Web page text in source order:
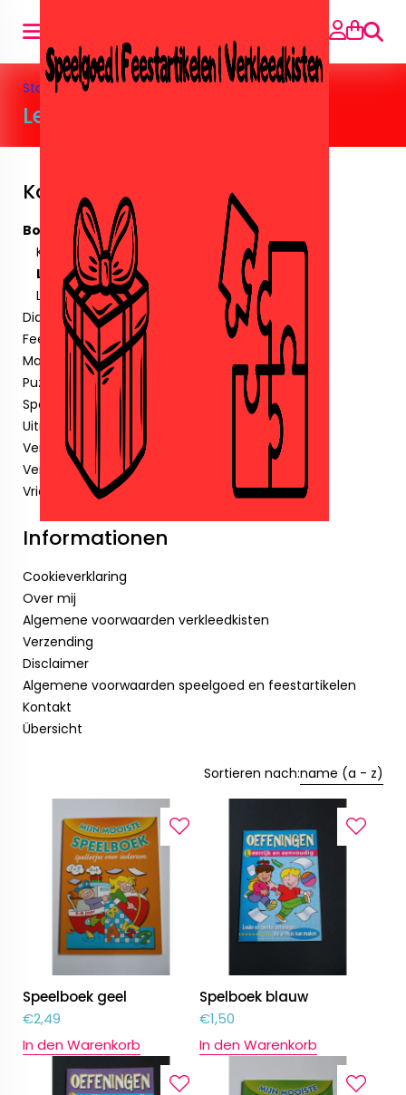
Suche
Startseite» Boeken» Leer/puzzel boekjes
Leer/puzzel boekjes
Kategorien
Boeken
Kleurboeken
Leer/puzzel boekjes
Leesboeken
Diamant paintingen.
Feestartikelen
Maskers & Tattoos & Stickers.
Puzzels
Speelgoed
Uitnodigingen
Verjaardagskaarsjes
Verkleedkisten.
Vriendenboekjes
Informationen
Cookieverklaring
Over mij
Algemene voorwaarden verkleedkisten
Verzending
Disclaimer
Algemene voorwaarden speelgoed en feestartikelen
Kontakt
Übersicht
Sortieren nach:name (a - z)
Speelboek geel
€2,49
In den Warenkorb
Spelboek blauw
€1,50
In den Warenkorb